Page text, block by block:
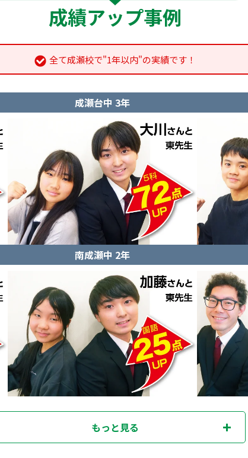
成績アップ事例
全て成瀬校で"1年以内"の実績です！
成瀬台中 3年
南成瀬中 2年
もっと見る